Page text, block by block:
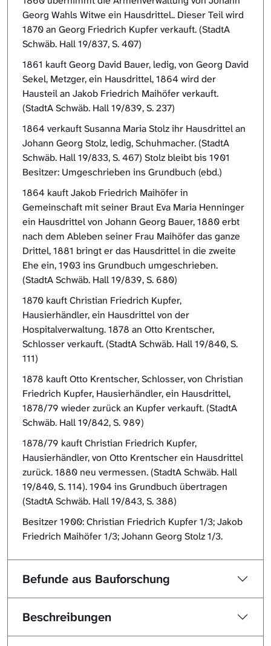
Georg Wahls Witwe ein Hausdrittel.. Dieser Teil wird
1870 an Georg Friedrich Kupfer verkauft. (StadtA
Schwäb. Hall 19/837, S. 407)
1861 kauft Georg David Bauer, ledig, von Georg David
Sekel, Metzger, ein Hausdrittel, 1864 wird der
Hausteil an Jakob Friedrich Maihöfer verkauft.
(StadtA Schwäb. Hall 19/839, S. 237)
1864 verkauft Susanna Maria Stolz ihr Hausdrittel an
Johann Georg Stolz, ledig, Schuhmacher. (StadtA
Schwäb. Hall 19/833, S. 467) Stolz bleibt bis 1901
Besitzer: Umgeschrieben ins Grundbuch (ebd.)
1864 kauft Jakob Friedrich Maihöfer in
Gemeinschaft mit seiner Braut Eva Maria Henninger
ein Hausdrittel von Johann Georg Bauer, 1880 erbt
nach dem Ableben seiner Frau Maihöfer das ganze
Drittel, 1881 bringt er das Hausdrittel in die zweite
Ehe ein, 1903 ins Grundbuch umgeschrieben.
(StadtA Schwäb. Hall 19/839, S. 680)
1870 kauft Christian Friedrich Kupfer,
Hausierhändler, ein Hausdrittel von der
Hospitalverwaltung. 1878 an Otto Krentscher,
Schlosser verkauft. (StadtA Schwäb. Hall 19/840, S.
111)
1878 kauft Otto Krentscher, Schlosser, von Christian
Friedrich Kupfer, Hausierhändler, ein Hausdrittel,
1878/79 wieder zurück an Kupfer verkauft. (StadtA
Schwäb. Hall 19/842, S. 989)
1878/79 kauft Christian Friedrich Kupfer,
Hausierhändler, von Otto Krentscher ein Hausdrittel
zurück. 1880 neu vermessen. (StadtA Schwäb. Hall
19/840, S. 114). 1904 ins Grundbuch übertragen
(StadtA Schwäb. Hall 19/843, S. 388)
Besitzer 1900: Christian Friedrich Kupfer 1/3; Jakob
Friedrich Maihöfer 1/3; Johann Georg Stolz 1/3.
Befunde aus Bauforschung
Beschreibungen